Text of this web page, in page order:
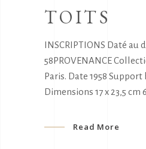
TOITS
INSCRIPTIONS Daté au
58PROVENANCE
Paris. Date 1958 Support
Dimensions 17 x 23,5 cm
Read More